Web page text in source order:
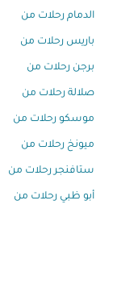
الدمام رحلات من
باريس رحلات من
برجن رحلات من
صلالة رحلات من
موسكو رحلات من
ميونخ رحلات من
ستافنجر رحلات من
أبو ظبي رحلات من